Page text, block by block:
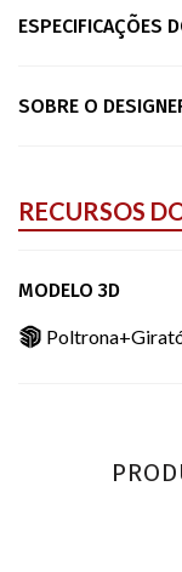
ESPECIFICAÇÕES
SOBRE O
RECURSOS
MODELO 3D